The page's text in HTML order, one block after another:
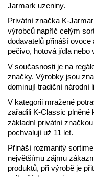
Jarmark uzeniny.
Privátní značka K-
výrobců napříč celým
dodavatelů přináší ovoce
pečivo, hotová jídla nebo
V současnosti je na
značky. Výrobky jsou
dominují tradiční národní
V kategorii mražené
zařadili K-Classic
základní privátní
pochvalují už 11 let.
Přináší rozmanitý
největšímu zájmu
produktů, při výrobě je